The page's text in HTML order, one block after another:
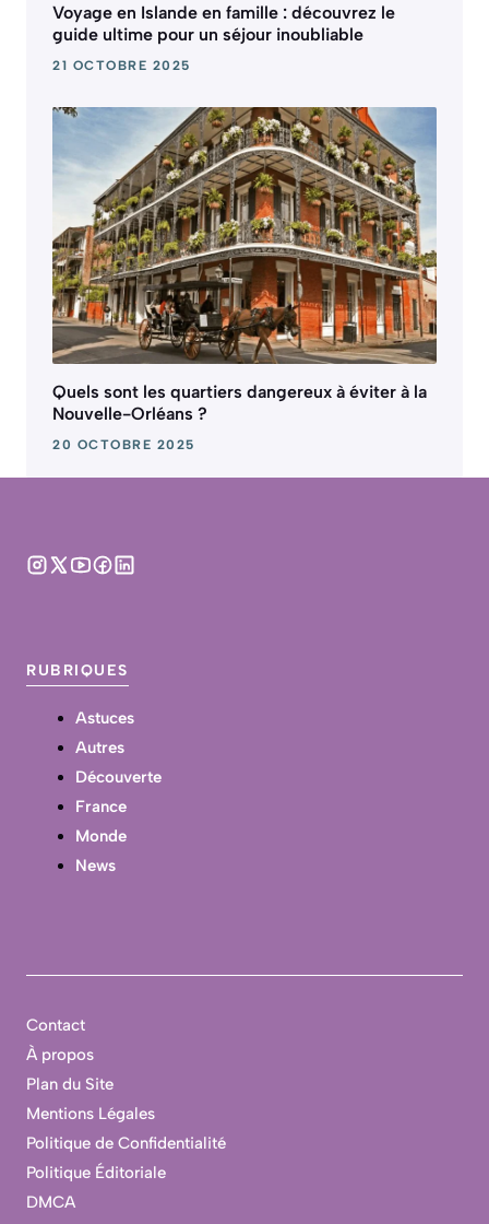
Voyage en Islande en famille : découvrez le
guide ultime pour un séjour inoubliable
21 OCTOBRE 2025
Quels sont les quartiers dangereux à éviter à la
Nouvelle-Orléans ?
20 OCTOBRE 2025
RUBRIQUES
Astuces
Autres
Découverte
France
Monde
News
Contact
À propos
Plan du Site
Mentions Légales
Politique de Confidentialité
Politique Éditoriale
DMCA